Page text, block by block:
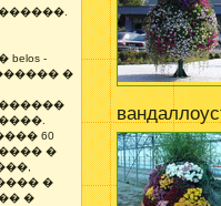
-
�
60
�
�
�